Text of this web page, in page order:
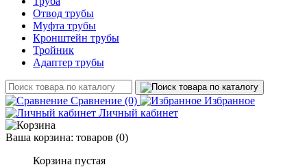
Отвод трубы
Муфта трубы
Кронштейн трубы
Тройник
Адаптер трубы
Сравнение (0)
Избранное
Личный кабинет
Ваша корзина: товаров (0)
Корзина пустая